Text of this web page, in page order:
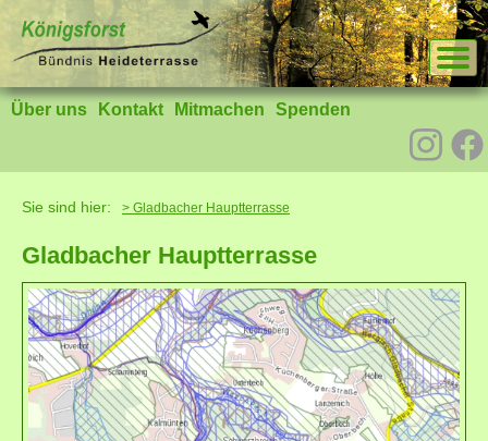
Über uns Kontakt Mitmachen Spenden
Sie sind hier: > Gladbacher Hauptterrasse
Gladbacher Hauptterrasse